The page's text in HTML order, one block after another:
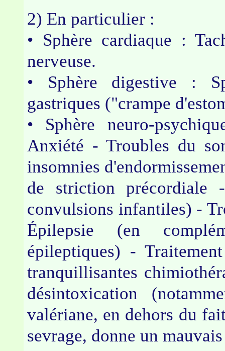
2) En particulier :
• Sphère cardiaque :
nerveuse.
• Sphère digestive :
gastriques ("crampe
• Sphère neuro-
Anxiété - Troubles du
insomnies
de striction précordiale
convulsions infantiles) -
Épilepsie (en
épileptiques) -
tranquillisantes
désintoxication
valériane, en dehors du
sevrage, donne un